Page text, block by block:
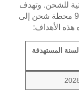
للشحن. وتهدف
السنة المستهدفة